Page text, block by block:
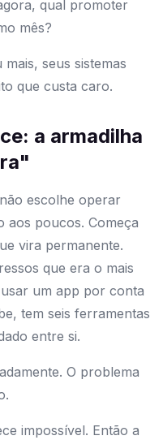
qual promoter
mês?
seus sistemas
que custa caro.
a armadilha
escolhe operar
aos poucos. Começa
vira permanente.
que era o mais
um app por conta
tem seis ferramentas
entre si.
O problema
impossível. Então a